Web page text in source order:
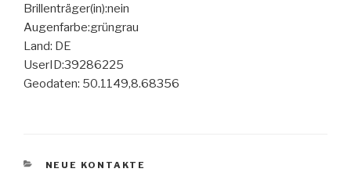
Brillenträger(in):nein
Augenfarbe:grüngrau
Land: DE
UserID:39286225
Geodaten: 50.1149,8.68356
KATEGORIEN
NEUE KONTAKTE